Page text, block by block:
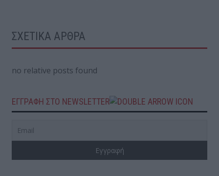
ΣΧΕΤΙΚΑ ΑΡΘΡΑ
no relative posts found
ΕΓΓΡΑΦΗ ΣΤΟ NEWSLETTER